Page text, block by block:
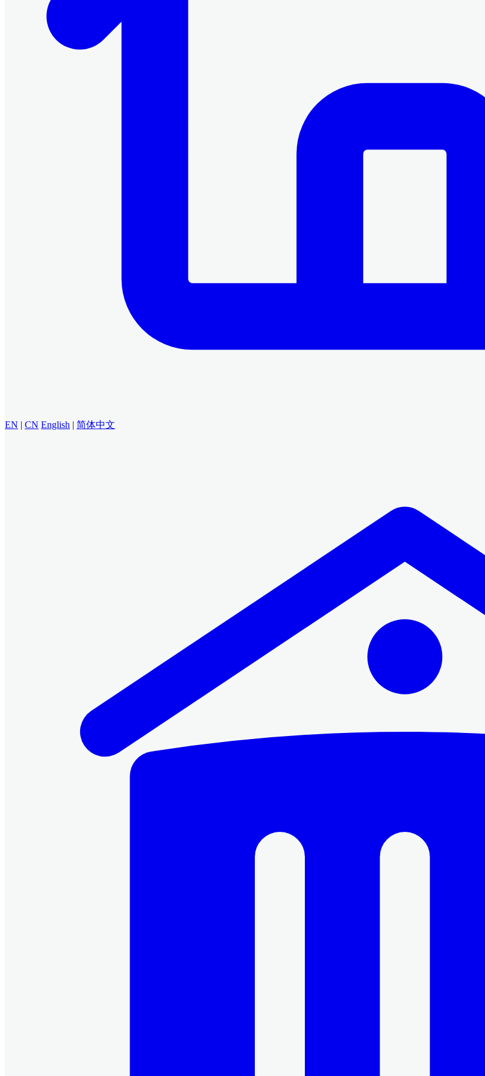
EN | CN English | 简体中文